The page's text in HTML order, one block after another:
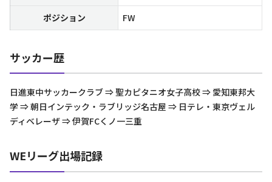
ポジション
FW
サッカー歴
日進東中サッカークラブ ⇒ 聖カピタニオ女子高校 ⇒ 愛知東邦大
学 ⇒ 朝日インテック・ラブリッジ名古屋 ⇒ 日テレ・東京ヴェル
ディベレーザ ⇒ 伊賀FCくノ一三重
WEリーグ出場記録